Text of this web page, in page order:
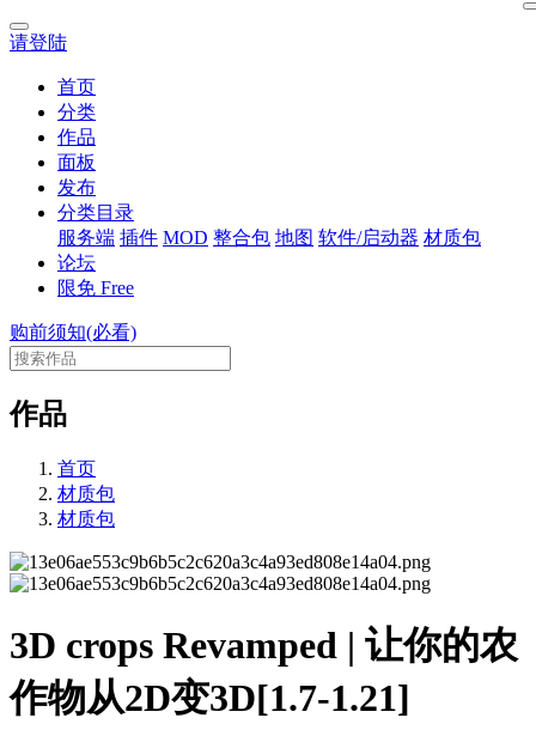
请登陆
首页
分类
作品
面板
发布
分类目录
服务端 插件 MOD 整合包 地图 软件/启动器 材质包
论坛
限免 Free
购前须知(必看)
作品
首页
材质包
材质包
3D crops Revamped | 让你的农
作物从2D变3D[1.7-1.21]